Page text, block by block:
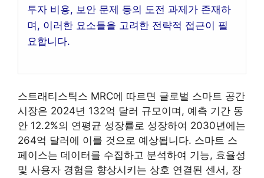
투자 비용, 보안 문제 등의 도전 과제가 존재하
며, 이러한 요소들을 고려한 전략적 접근이 필
요합니다.
스트래티스틱스 MRC에 따르면 글로벌 스마트 공간
시장은 2024년 132억 달러 규모이며, 예측 기간 동
안 12.2%의 연평균 성장률로 성장하여 2030년에는
264억 달러에 이를 것으로 예상됩니다. 스마트 스
페이스는 데이터를 수집하고 분석하여 기능, 효율성
및 사용자 경험을 향상시키는 상호 연결된 센서, 장